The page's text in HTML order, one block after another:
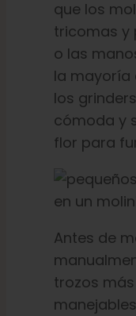
que los
tricomas y
o las
la mayoría
los
cómoda y
flor para
Antes de
trozos